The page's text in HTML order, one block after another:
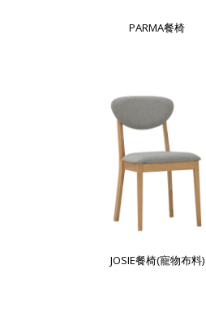
PARMA餐椅
JOSIE餐椅(寵物布料)